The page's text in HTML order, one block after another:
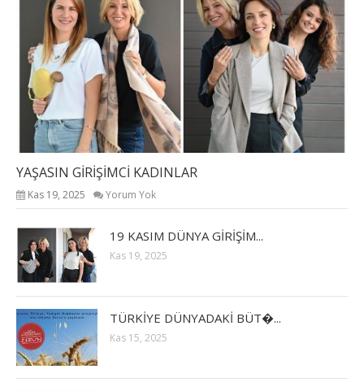
YAŞASIN GİRİŞİMCİ KADINLAR
Kas 19, 2025 Yorum Yok
19 KASIM DÜNYA GİRİŞİM...
Kas 19, 2025
TÜRKİYE DÜNYADAKİ BÜT�...
Kas 15, 2025